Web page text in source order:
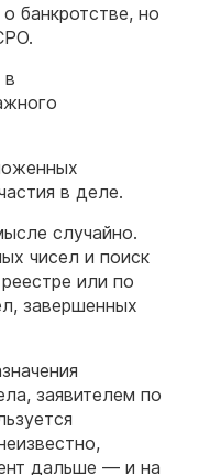
банкротстве, но
в
в деле.
случайно.
чисел и поиск
или по
завершенных
заявителем по
дальше — и на